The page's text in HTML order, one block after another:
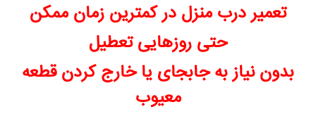
تعمیر درب منزل در کمترین زمان ممکن
حتی روزهایی تعطیل
بدون نیاز به جابجای یا خارج کردن قطعه
معیوب